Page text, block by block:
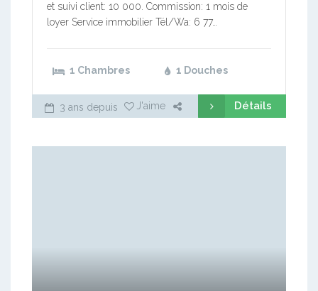
et suivi client: 10 000. Commission: 1 mois de
loyer Service immobilier Tél/Wa: 6 77…
1 Chambres 1 Douches
3 ans depuis J'aime Détails